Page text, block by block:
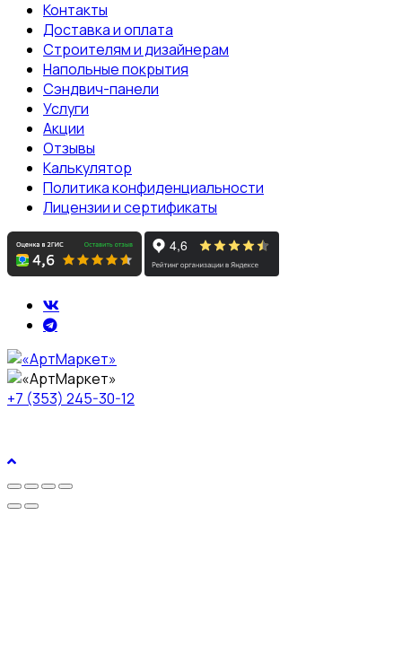
Контакты
Доставка и оплата
Строителям и дизайнерам
Напольные покрытия
Сэндвич-панели
Услуги
Акции
Отзывы
Калькулятор
Политика конфиденциальности
Лицензии и сертификаты
+7 (353) 245-30-12